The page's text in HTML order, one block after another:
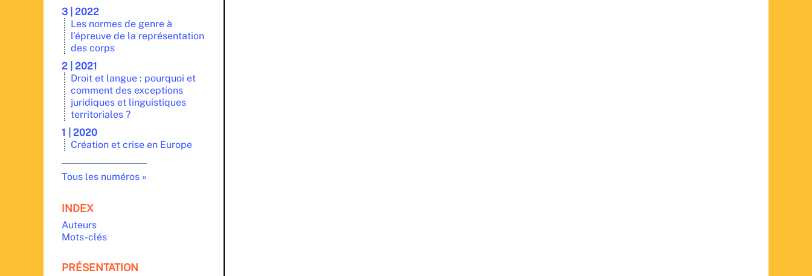
3 | 2022
Les normes de genre à
l’épreuve de la représentation
des corps
2 | 2021
Droit et langue : pourquoi et
comment des exceptions
juridiques et linguistiques
territoriales ?
1 | 2020
Création et crise en Europe
Tous les numéros
INDEX
Auteurs
Mots-clés
PRÉSENTATION